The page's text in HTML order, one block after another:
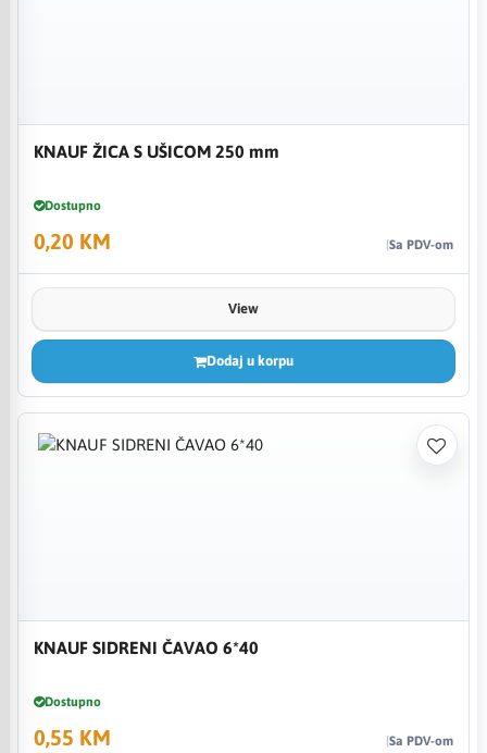
KNAUF ŽICA S UŠICOM 250 mm
Dostupno
0,20 KM Sa PDV-om
View
Dodaj u korpu
KNAUF SIDRENI ČAVAO 6*40
Dostupno
0,55 KM Sa PDV-om